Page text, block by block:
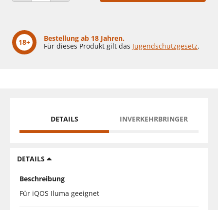
18+
Bestellung ab 18 Jahren.
Für dieses Produkt gilt das Jugendschutzgesetz.
DETAILS INVERKEHRBRINGER
DETAILS
Beschreibung
Für iQOS Iluma geeignet